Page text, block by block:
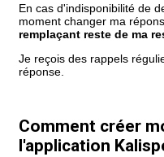
En cas d'indisponibilité de
moment changer ma
remplaçant reste de ma
Je reçois des rappels
réponse.
Comment créer
l'application